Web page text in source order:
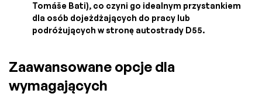
Tomáše Bati), co czyni go idealnym przystankiem
dla osób dojeżdżających do pracy lub
podróżujących w stronę autostrady D55.
Zaawansowane opcje dla
wymagających